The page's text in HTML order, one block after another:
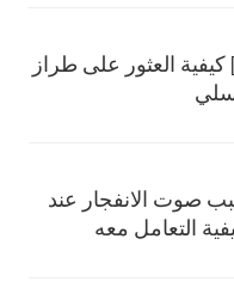
العثور على طراز
صوت الانفجار عند
التعامل معه